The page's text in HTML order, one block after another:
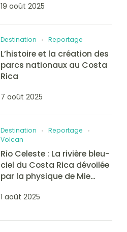
19 août 2025
Destination Reportage
L’histoire et la création des
parcs nationaux au Costa
Rica
7 août 2025
Destination
Reportage
Volcan
Rio Celeste : La rivière bleu-
ciel du Costa Rica dévoilée
par la physique de Mie…
1 août 2025